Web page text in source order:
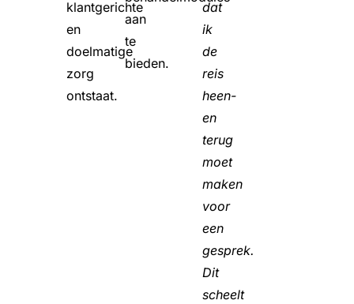
klantgerichte
en
doelmatige
zorg
ontstaat.
aan
te
bieden.
dat
ik
de
reis
heen-
en
terug
moet
maken
voor
een
gesprek.
Dit
scheelt